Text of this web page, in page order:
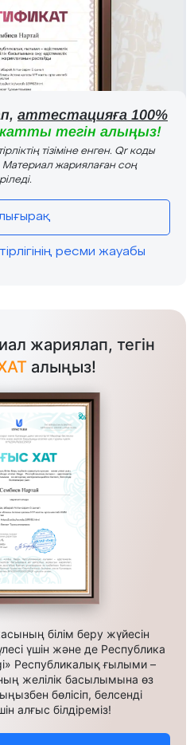
аттестацияға 100%
тегін алыңыз!
тізіміне енген. Qr коды
Материал жариялаған соң
ресми жауабы
жариялап, тегін
алыңыз!
білім беру жүйесін
үшін және де Республика
Республикалық ғылыми –
желілік басылымына өз
бөлісіп, белсенді
алғыс білдіреміз!